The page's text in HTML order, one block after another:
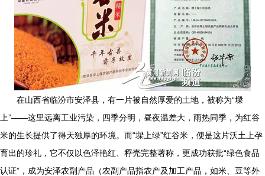
在山西省临汾市安泽县，有一片被自然厚爱的土地，被称为“墚
上”——这里远离工业污染，四季分明，昼夜温差大，雨热同季，为红谷
米的生长提供了得天独厚的环境。而“墚上绿”红谷米，便是这片沃土上孕
育出的珍礼，它不仅以色泽艳红、稃壳完整著称，更成功获批“绿色食品
认证”，成为安泽农副产品（农副产品指农产及加工产品，如米、豆等外